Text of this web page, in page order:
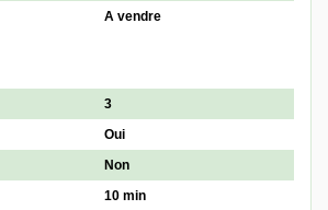
A vendre
3
Oui
Non
10 min